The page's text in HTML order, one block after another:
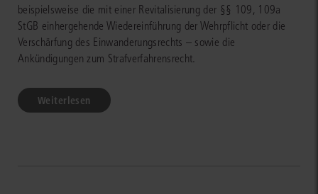
beispielsweise die mit einer Revitalisierung der §§ 109, 109a
StGB einhergehende Wiedereinführung der Wehrpflicht oder die
Verschärfung des Einwanderungsrechts – sowie die
Ankündigungen zum Strafverfahrensrecht.
Weiterlesen